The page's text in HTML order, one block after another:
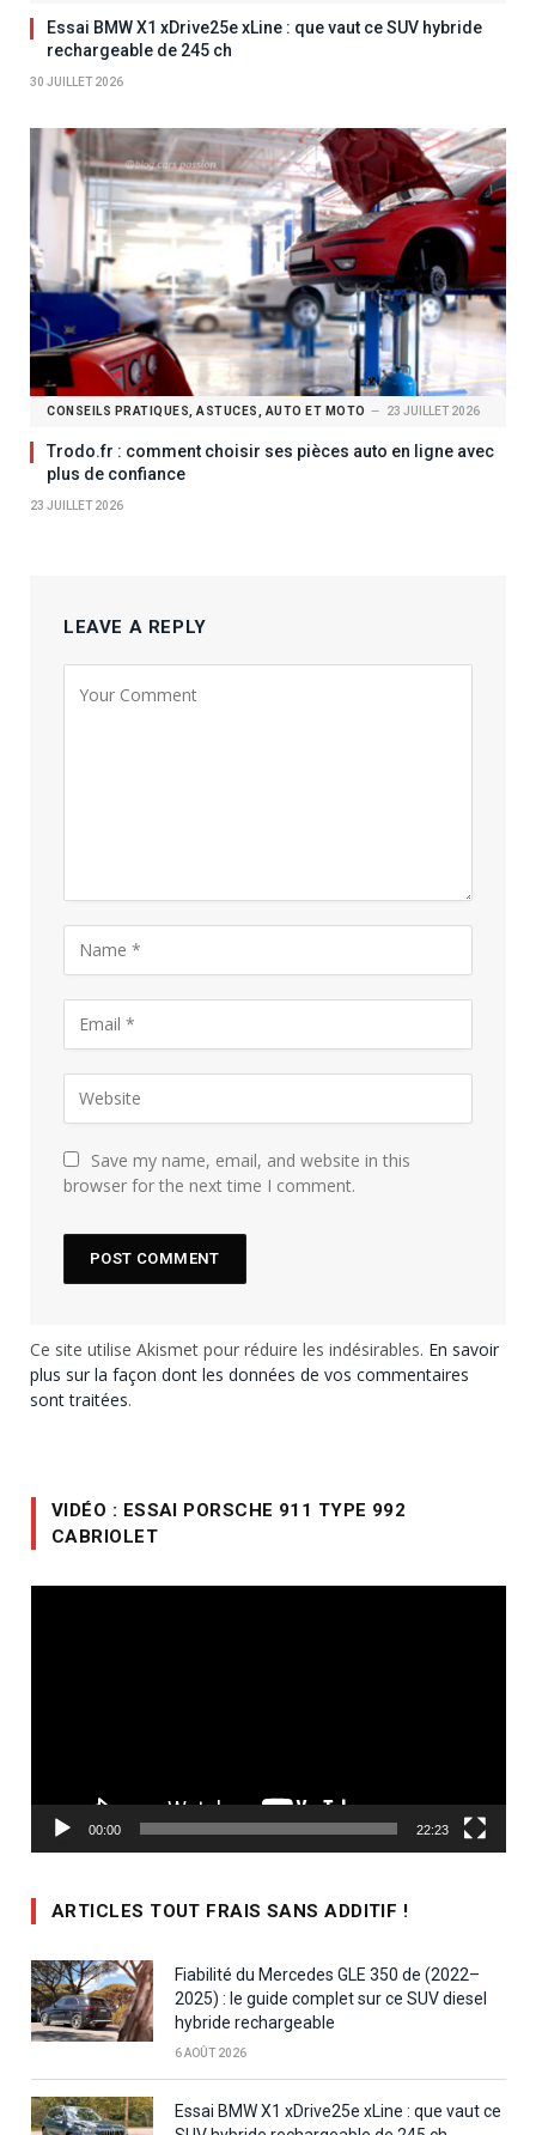
Essai BMW X1 xDrive25e xLine : que vaut ce SUV hybride
rechargeable de 245 ch
30 JUILLET 2026
CONSEILS PRATIQUES, ASTUCES, AUTO ET MOTO 23 JUILLET 2026
Trodo.fr : comment choisir ses pièces auto en ligne avec
plus de confiance
23 JUILLET 2026
LEAVE A REPLY
Save my name, email, and website in this
browser for the next time I comment.
Ce site utilise Akismet pour réduire les indésirables. En savoir
plus sur la façon dont les données de vos commentaires
sont traitées.
VIDÉO : ESSAI PORSCHE 911 TYPE 992
CABRIOLET
00:00 22:23
ARTICLES TOUT FRAIS SANS ADDITIF !
Fiabilité du Mercedes GLE 350 de (2022–
2025) : le guide complet sur ce SUV diesel
hybride rechargeable
6 AOÛT 2026
Essai BMW X1 xDrive25e xLine : que vaut ce